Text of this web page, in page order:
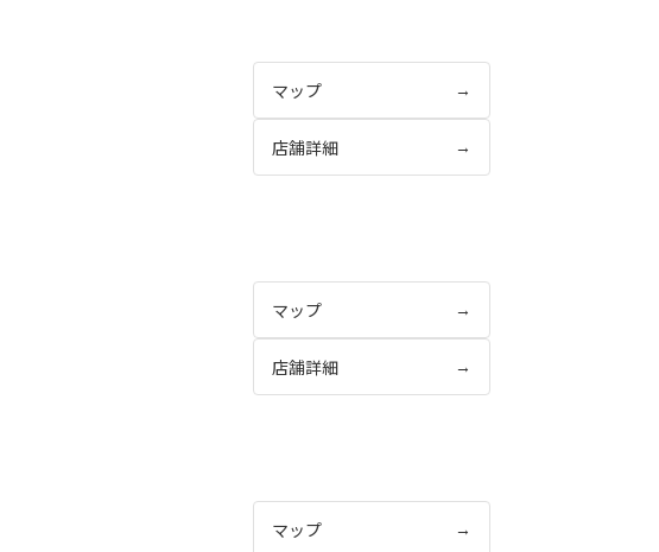
マップ →
店舗詳細 →
マップ →
店舗詳細 →
マップ →